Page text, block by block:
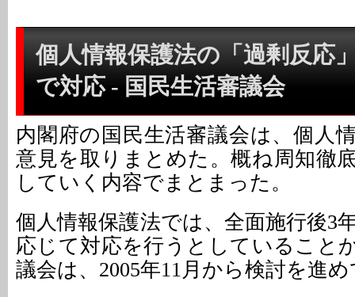
個人情報保護法の「過剰反応
で対応 - 国民生活審議会
内閣府の国民生活審議会は、個人
意見を取りまとめた。概ね周知徹
していく内容でまとまった。
個人情報保護法では、全面施行後3
応じて対応を行うとしていること
議会は、2005年11月から検討を進